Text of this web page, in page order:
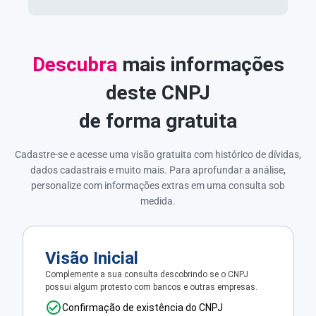
Descubra mais informações
deste CNPJ
de forma gratuita
Cadastre-se e acesse uma visão gratuita com histórico de dívidas,
dados cadastrais e muito mais. Para aprofundar a análise,
personalize com informações extras em uma consulta sob
medida.
Visão Inicial
Complemente a sua consulta descobrindo se o CNPJ
possui algum protesto com bancos e outras empresas.
Confirmação de existência do CNPJ